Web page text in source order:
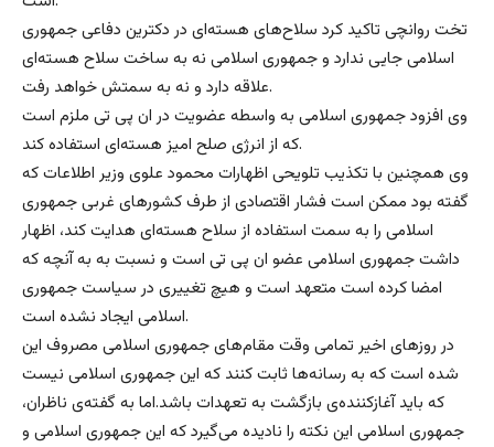
تخت روانچی تاکید کرد سلاح‌های هسته‌ای در دکترین دفاعی جمهوری
اسلامی جایی ندارد و جمهوری اسلامی نه به ساخت سلاح هسته‌ای
علاقه دارد و نه به سمتش خواهد رفت.
وی افزود جمهوری اسلامی به واسطه عضویت در ان پی تی ملزم است
که از انرژی صلح ‌امیز هسته‌ای استفاده کند.
وی همچنین با تکذیب تلویحی اظهارات محمود علوی وزیر اطلاعات که
گفته بود ممکن است فشار اقتصادی از طرف کشورهای غربی جمهوری
اسلامی را به سمت استفاده از سلاح هسته‌ای هدایت کند، اظهار
داشت جمهوری اسلامی عضو ان پی تی است و نسبت به به آنچه که
امضا کرده است متعهد است و هیچ تغییری در سیاست جمهوری
اسلامی ایجاد نشده است.
در روزهای اخیر تمامی وقت مقام‌های جمهوری اسلامی مصروف این
شده است که به رسانه‌ها ثابت کنند که این جمهوری اسلامی نیست
که باید آغازکننده‌ی بازگشت به تعهدات باشد.اما به گفته‌ی ناظران،
جمهوری اسلامی این نکته را نادیده می‌گیرد که این جمهوری اسلامی و‌